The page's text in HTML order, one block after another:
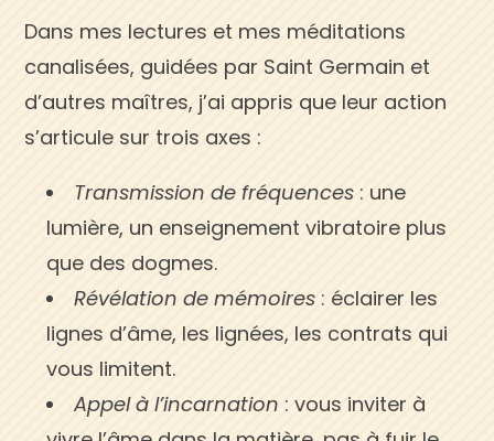
Dans mes lectures et mes méditations
canalisées, guidées par Saint Germain et
d’autres maîtres, j’ai appris que leur action
s’articule sur trois axes :
Transmission de fréquences : une
lumière, un enseignement vibratoire plus
que des dogmes.
Révélation de mémoires : éclairer les
lignes d’âme, les lignées, les contrats qui
vous limitent.
Appel à l’incarnation : vous inviter à